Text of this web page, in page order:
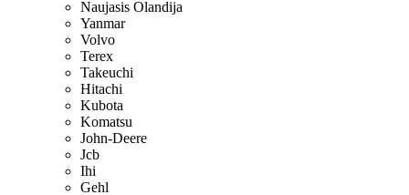
Naujasis Olandija
Yanmar
Volvo
Terex
Takeuchi
Hitachi
Kubota
Komatsu
John-Deere
Jcb
Ihi
Gehl